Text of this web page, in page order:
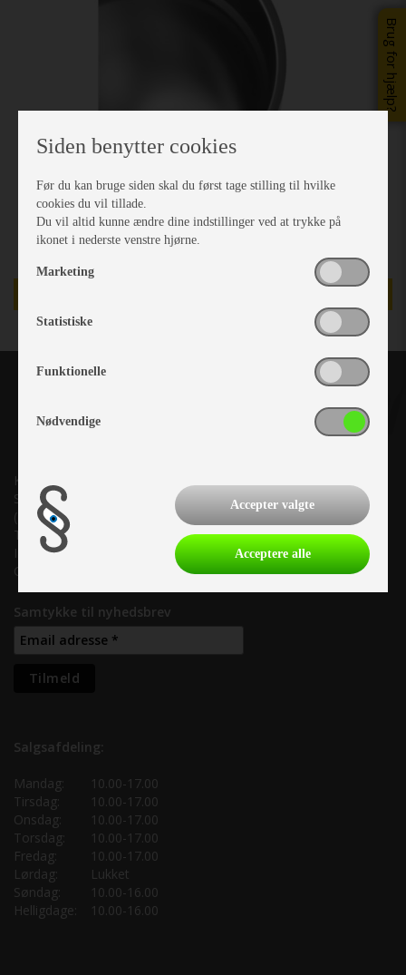
Brug for hjælp?
Kronjyllands Camping Center A/S
Suderholmen 10, 8960 Randers SØ
(Lige ud til Grenåvej)
Tlf. +45 87 10 98 70
Info@as-kcc.dk
CVR: 33 38 77 33
Samtykke til nyhedsbrev
Salgsafdeling:
Mandag:
10.00-17.00
Tirsdag:
10.00-17.00
Onsdag:
10.00-17.00
Torsdag:
10.00-17.00
Fredag:
10.00-17.00
Lørdag:
Lukket
Søndag:
10.00-16.00
Helligdage:
10.00-16.00
Siden benytter cookies
Før du kan bruge siden skal du først tage stilling til hvilke
cookies du vil tillade.
Du vil altid kunne ændre dine indstillinger ved at trykke på
ikonet i nederste venstre hjørne.
Marketing
Statistiske
Funktionelle
Nødvendige
Accepter valgte
Acceptere alle